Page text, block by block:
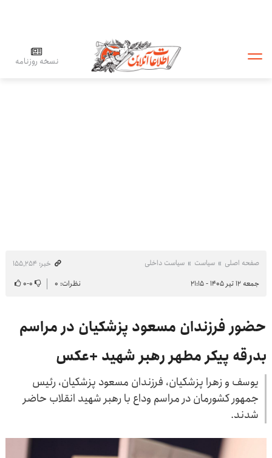
نسخه روزنامه
صفحه اصلی سیاست سیاست داخلی
خبر: ۱۵۵٬۲۵۴
جمعه ۱۲ تیر ۱۴۰۵ - ۲۱:۱۵
نظرات: ۰ ۰-۰
حضور فرزندان مسعود پزشکیان در مراسم
بدرقه پیکر مطهر رهبر شهید +عکس
یوسف و زهرا پزشکیان، فرزندان مسعود پزشکیان، رئیس
جمهور کشورمان در مراسم وداع با رهبر شهید انقلاب حاضر
شدند.